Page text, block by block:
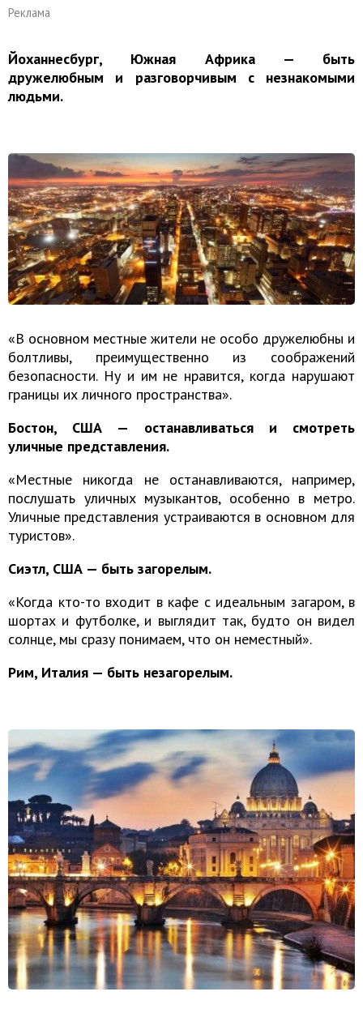
Реклама
Йоханнесбург, Южная Африка — быть
дружелюбным и разговорчивым с незнакомыми
людьми.
«В основном местные жители не особо дружелюбны и
болтливы, преимущественно из соображений
безопасности. Ну и им не нравится, когда нарушают
границы их личного пространства».
Бостон, США — останавливаться и смотреть
уличные представления.
«Местные никогда не останавливаются, например,
послушать уличных музыкантов, особенно в метро.
Уличные представления устраиваются в основном для
туристов».
Сиэтл, США — быть загорелым.
«Когда кто-то входит в кафе с идеальным загаром, в
шортах и футболке, и выглядит так, будто он видел
солнце, мы сразу понимаем, что он неместный».
Рим, Италия — быть незагорелым.